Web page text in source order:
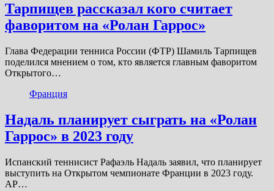
Тарпищев рассказал кого считает
фаворитом на «Ролан Гаррос»
Глава Федерации тенниса России (ФТР) Шамиль Тарпищев
поделился мнением о том, кто является главным фаворитом
Открытого…
Франция
Надаль планирует сыграть на «Ролан
Гаррос» в 2023 году
Испанский теннисист Рафаэль Надаль заявил, что планирует
выступить на Открытом чемпионате Франции в 2023 году.
AP…